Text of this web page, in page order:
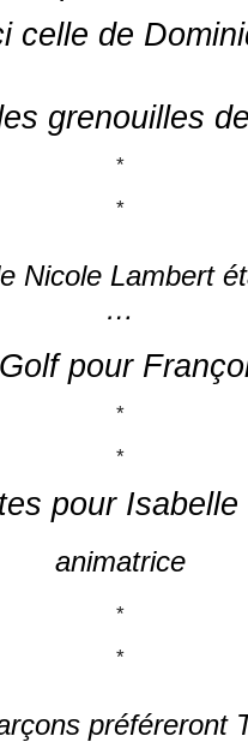
celle de
grenouilles
*
*
Nicole Lambert
…
pour
*
*
pour Isabelle
animatrice
*
*
préféreront